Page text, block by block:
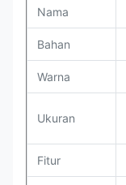
Nama
Bahan
Warna
Ukuran
Fitur